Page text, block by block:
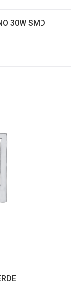
30W SMD